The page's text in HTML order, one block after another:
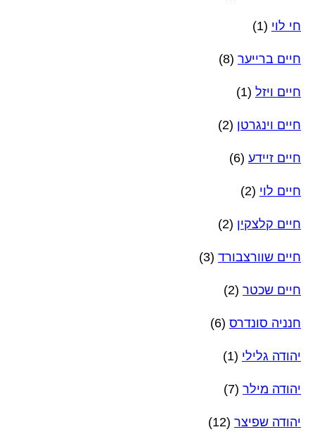
חי לוי (1)
חיים ברייער (8)
חיים ויזל (1)
חיים וינגרטן (2)
חיים זיידע (6)
חיים לוי (2)
חיים קלצקין (2)
חיים שוורצבורד (3)
חיים שכטר (2)
חנניה סונדרס (6)
יהודה גלילי (1)
יהודה מילר (7)
יהודה שפיצר (12)